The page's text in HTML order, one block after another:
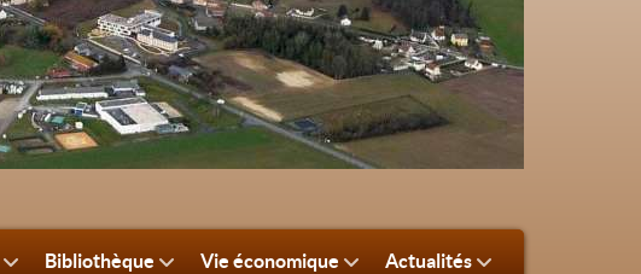
Bibliothèque Vie économique Actualités